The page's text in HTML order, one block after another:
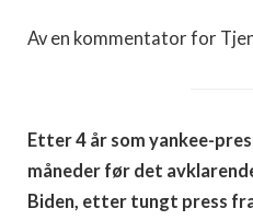
Av en kommentator for
Etter 4 år som yankee-
måneder før det
Biden, etter tungt press